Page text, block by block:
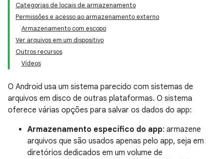
Categorias de locais de armazenamento
Permissões e acesso ao armazenamento externo
Armazenamento com escopo
Ver arquivos em um dispositivo
Outros recursos
Vídeos
O Android usa um sistema parecido com sistemas de
arquivos em disco de outras plataformas. O sistema
oferece várias opções para salvar os dados do app:
Armazenamento específico do app: armazene
arquivos que são usados apenas pelo app, seja em
diretórios dedicados em um volume de